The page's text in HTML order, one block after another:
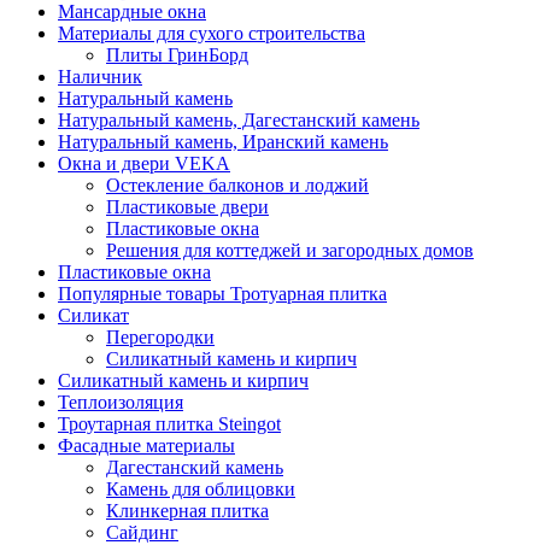
Мансардные окна
Материалы для сухого строительства
Плиты ГринБорд
Наличник
Натуральный камень
Натуральный камень, Дагестанский камень
Натуральный камень, Иранский камень
Окна и двери VEKA
Остекление балконов и лоджий
Пластиковые двери
Пластиковые окна
Решения для коттеджей и загородных домов
Пластиковые окна
Популярные товары Тротуарная плитка
Силикат
Перегородки
Силикатный камень и кирпич
Силикатный камень и кирпич
Теплоизоляция
Троутарная плитка Steingot
Фасадные материалы
Дагестанский камень
Камень для облицовки
Клинкерная плитка
Сайдинг